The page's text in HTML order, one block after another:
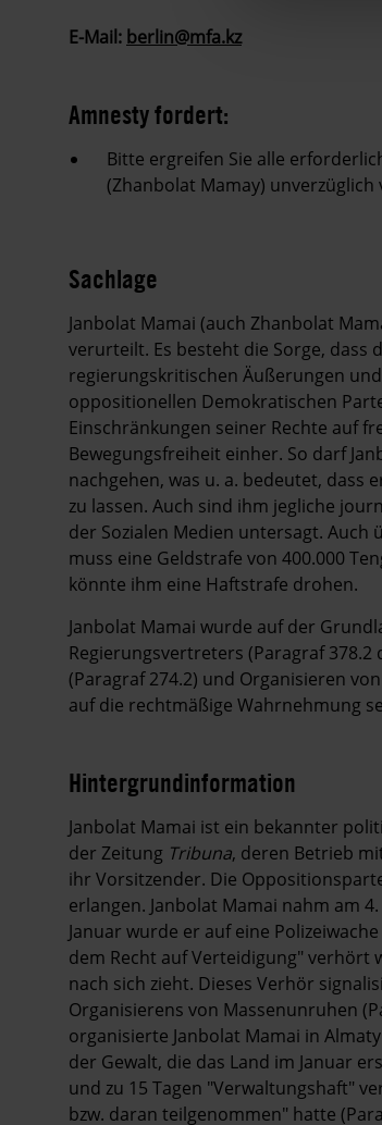
E-Mail: berlin@mfa.kz
Amnesty fordert:
Bitte ergreifen Sie alle
(Zhanbolat Mamay)
Sachlage
Janbolat Mamai (auch Zhanbolat
verurteilt. Es besteht die Sorge, dass
regierungskritischen Äußerungen
oppositionellen Demokratischen
Einschränkungen seiner Rechte auf
Bewegungsfreiheit einher. So darf
nachgehen, was u. a. bedeutet,
zu lassen. Auch sind ihm jegliche
der Sozialen Medien untersagt.
muss eine Geldstrafe von 400.000
könnte ihm eine Haftstrafe drohen.
Janbolat Mamai wurde auf der
Regierungsvertreters (Paragraf
(Paragraf 274.2) und Organisieren
auf die rechtmäßige Wahrnehmung
Hintergrundinformation
Hintergrund
Janbolat Mamai ist ein bekannter
der Zeitung Tribuna, deren Betrieb
ihr Vorsitzender. Die
erlangen. Janbolat Mamai nahm am
Januar wurde er auf eine
dem Recht auf Verteidigung" verhört
nach sich zieht. Dieses Verhör
Organisierens von Massenunruhen
organisierte Janbolat Mamai in
der Gewalt, die das Land im Januar
und zu 15 Tagen "Verwaltungshaft"
bzw. daran teilgenommen" hatte